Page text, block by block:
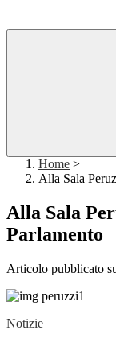
Home >
Alla Sala
Alla Sala
Parlamento
Articolo pubblicato
Notizie